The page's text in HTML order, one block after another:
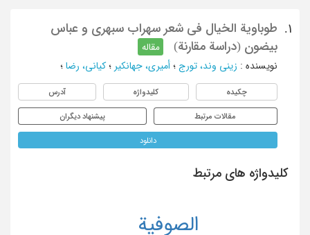
1.
طوباویة الخیال فی شعر سهراب سبهری و عباس
بیضون (دراسة مقارنة)
مقاله
نویسنده : زینی وند، تورج ؛ أمیری، جهانکیر ؛ کیانی، رضا ؛
چکیده کلیدواژه آدرس
مقالات مرتبط پیشنهاد دیگران
دانلود
کلیدواژه های مرتبط
الصوفیة